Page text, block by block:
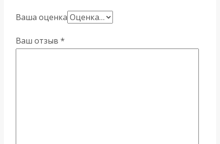
Ваша оценка
Ваш отзыв *